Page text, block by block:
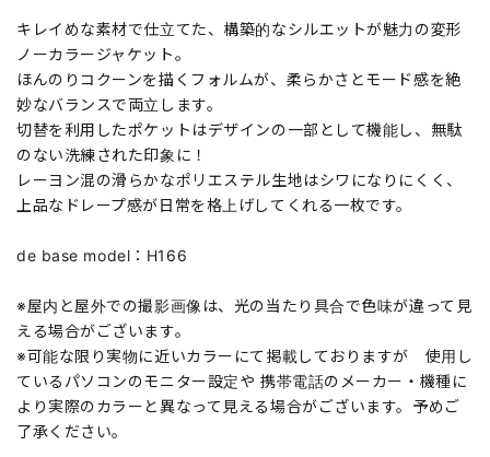
キレイめな素材で仕立てた、構築的なシルエットが魅力の変形
ノーカラージャケット。
ほんのりコクーンを描くフォルムが、柔らかさとモード感を絶
妙なバランスで両立します。
切替を利用したポケットはデザインの一部として機能し、無駄
のない洗練された印象に！
レーヨン混の滑らかなポリエステル生地はシワになりにくく、
上品なドレープ感が日常を格上げしてくれる一枚です。
de base model：H166
※屋内と屋外での撮影画像は、光の当たり具合で色味が違って見
える場合がございます。
※可能な限り実物に近いカラーにて掲載しておりますが 使用し
ているパソコンのモニター設定や 携帯電話のメーカー・機種に
より実際のカラーと異なって見える場合がございます。予めご
了承ください。